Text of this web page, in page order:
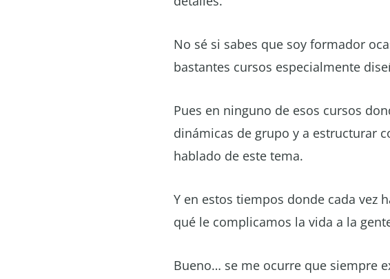
No sé si sabes que soy formador
bastantes cursos especialmente
Pues en ninguno de esos cursos
dinámicas de grupo y a estructurar
hablado de este tema.
Y en estos tiempos donde cada vez
qué le complicamos la vida a la
Bueno… se me ocurre que siempre